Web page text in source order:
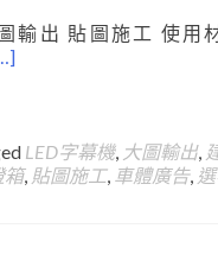
輸出 貼圖施工 使
LED字幕機, 大圖輸出,
箱, 貼圖施工, 車體廣告,